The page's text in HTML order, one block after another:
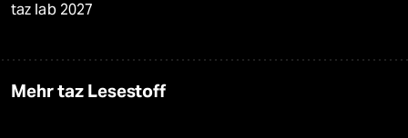
taz lab 2027
Mehr taz Lesestoff